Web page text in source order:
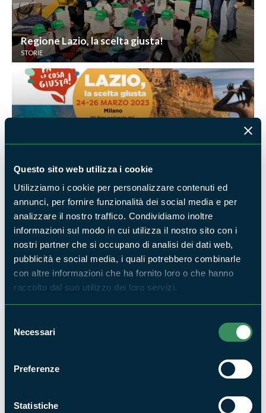
Questo sito web utilizza i cookie
Utilizziamo i cookie per personalizzare contenuti ed
annunci, per fornire funzionalità dei social media e per
analizzare il nostro traffico. Condividiamo inoltre
informazioni sul modo in cui utilizza il nostro sito con i
nostri partner che si occupano di analisi dei dati web,
pubblicità e social media, i quali potrebbero combinarle
con altre informazioni che ha fornito loro o che hanno
raccolto dal suo utilizzo dei loro servizi.
delNecessari
Preferenze
Statistiche
Regione Lazio, la scelta giusta!
STORIE
sostenibilità
APPUNTAMENTI
Turismo lento nella terra delle Gravine